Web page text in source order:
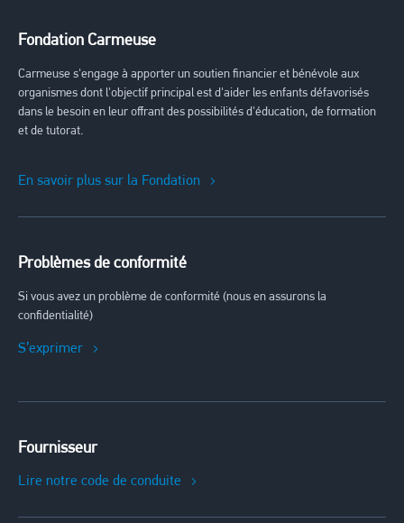
Fondation Carmeuse
Carmeuse s'engage à apporter un soutien financier et bénévole aux
organismes dont l'objectif principal est d'aider les enfants défavorisés
dans le besoin en leur offrant des possibilités d'éducation, de formation
et de tutorat.
En savoir plus sur la Fondation
Problèmes de conformité
Si vous avez un problème de conformité (nous en assurons la
confidentialité)
S’exprimer
Fournisseur
Lire notre code de conduite